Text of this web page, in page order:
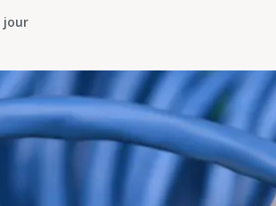
jour